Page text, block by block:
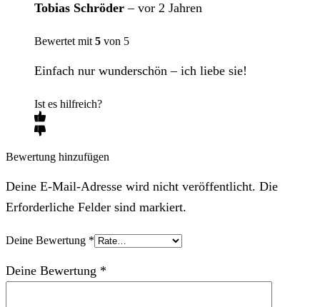
Tobias Schröder– vor 2 Jahren
Bewertet mit 5 von 5
Einfach nur wunderschön – ich liebe sie!
Ist es hilfreich?
Bewertung hinzufügen
Deine E-Mail-Adresse wird nicht veröffentlicht. Die
Erforderliche Felder sind markiert.
Deine Bewertung *
Deine Bewertung *